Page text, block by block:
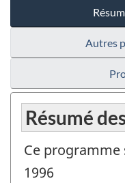
Autres
Résumé
Ce
1996